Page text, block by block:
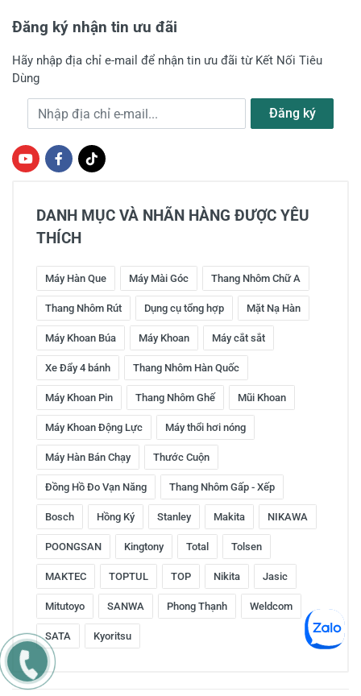
Đăng ký nhận tin ưu đãi
Hãy nhập địa chỉ e-mail để nhận tin ưu đãi từ Kết Nối Tiêu
Dùng
Địa chỉ e-mail Đăng ký
DANH MỤC VÀ NHÃN HÀNG ĐƯỢC YÊU
THÍCH
Máy Hàn Que Máy Mài Góc Thang Nhôm Chữ A
Thang Nhôm Rút Dụng cụ tổng hợp Mặt Nạ Hàn
Máy Khoan Búa Máy Khoan Máy cắt sắt
Xe Đẩy 4 bánh Thang Nhôm Hàn Quốc
Máy Khoan Pin Thang Nhôm Ghế Mũi Khoan
Máy Khoan Động Lực Máy thổi hơi nóng
Máy Hàn Bán Chạy Thước Cuộn
Đồng Hồ Đo Vạn Năng Thang Nhôm Gấp - Xếp
Bosch Hồng Ký Stanley Makita NIKAWA
POONGSAN Kingtony Total Tolsen
MAKTEC TOPTUL TOP Nikita Jasic
Mitutoyo SANWA Phong Thạnh Weldcom
SATA Kyoritsu